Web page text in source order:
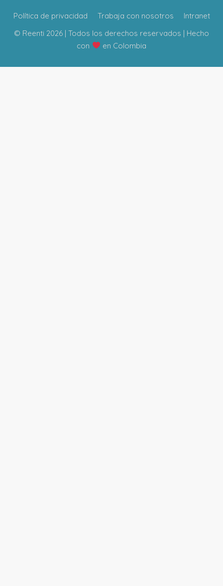
Política de privacidad Trabaja con nosotros
Intranet
© Reenti 2026 | Todos los derechos reservados | Hecho
con
en Colombia